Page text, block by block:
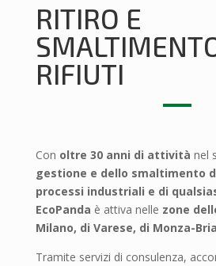
RITIRO E
RIFIUTI
Con oltre 30 anni di attività nel
gestione e dello smaltimento
processi industriali e di
EcoPanda è attiva nelle zone
Milano, di Varese, di Monza-
Tramite servizi di consulenza,